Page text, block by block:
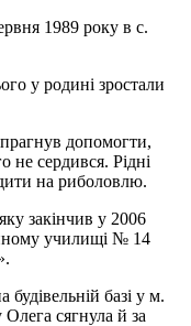
1989 року в с.
у родині зростали
допомогти,
не сердився. Рідні
на риболовлю.
закінчив у 2006
училищі № 14
будівельній базі у м.
сягнула й за